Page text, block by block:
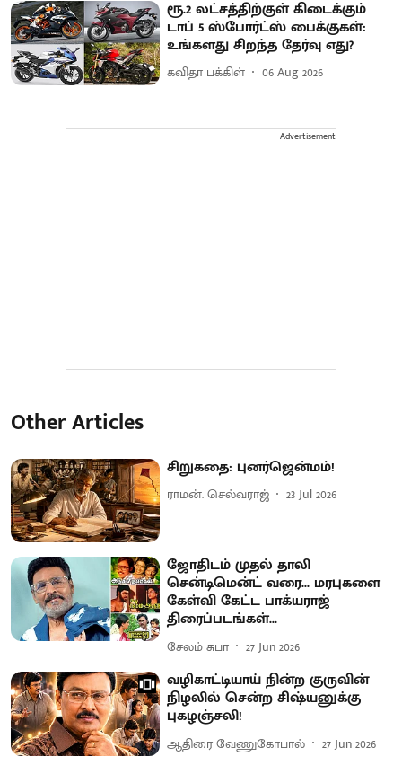
ரூ.2 லட்சத்திற்குள் கிடைக்கும்
டாப் 5 ஸ்போர்ட்ஸ் பைக்குகள்:
உங்களது சிறந்த தேர்வு எது?
கவிதா பக்கிள் 06 Aug 2026
Advertisement
Other Articles
சிறுகதை: புனர்ஜென்மம்!
ராமன். செல்வராஜ் 23 Jul 2026
ஜோதிடம் முதல் தாலி
சென்டிமென்ட் வரை... மரபுகளை
கேள்வி கேட்ட பாக்யராஜ்
திரைப்படங்கள்...
சேலம் சுபா 27 Jun 2026
வழிகாட்டியாய் நின்ற குருவின்
நிழலில் சென்ற சிஷ்யனுக்கு
புகழஞ்சலி!
ஆதிரை வேணுகோபால் 27 Jun 2026